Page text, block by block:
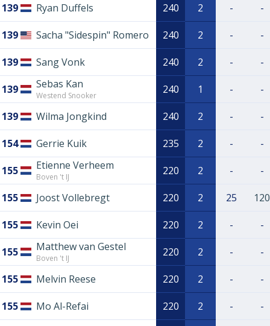
139 Ryan Duffels 240 2 - -
139 Sacha "Sidespin" Romero 240 2 - -
139 Sang Vonk 240 2 - -
139 Sebas Kan
Westend Snooker 240 1 - -
139 Wilma Jongkind 240 2 - -
154 Gerrie Kuik 235 2 - -
155 Etienne Verheem
Boven 't IJ 220 2 - -
155 Joost Vollebregt 220 2 25 120
155 Kevin Oei 220 2 - -
155 Matthew van Gestel
Boven 't IJ 220 2 - -
155 Melvin Reese 220 2 - -
155 Mo Al-Refai 220 2 - -